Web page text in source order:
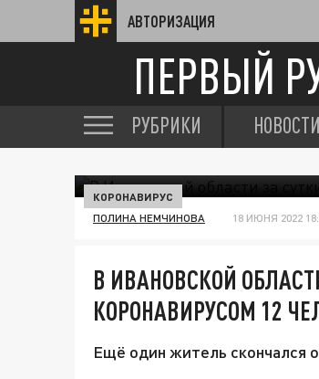
АВТОРИЗАЦИЯ
ПЕРВЫЙ
РУБРИКИ НОВОСТИ
КОРОНАВИРУС
ПОЛИНА НЕМЧИНОВА 18 ИЮНЯ 2022
В ИВАНОВСКОЙ
КОРОНАВИРУСОМ 12
Ещё один житель скончался